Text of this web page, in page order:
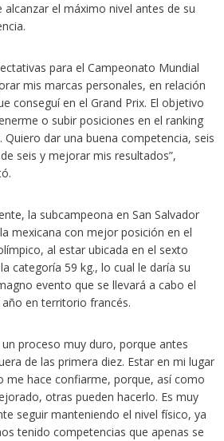
alcanzar el máximo nivel antes de su
para el Campeonato Mundial
mis marcas personales, en relación
conseguí en el Grand Prix. El objetivo
o subir posiciones en el ranking
Quiero dar una buena competencia, seis
seis y mejorar mis resultados”,
la subcampeona en San Salvador
mexicana con mejor posición en el
al estar ubicada en el sexto
categoría 59 kg., lo cual le daría su
evento que se llevará a cabo el
en territorio francés.
un proceso muy duro, porque antes
de las primera diez. Estar en mi lugar
me hace confiarme, porque, así como
otras pueden hacerlo. Es muy
seguir manteniendo el nivel físico, ya
tenido competencias que apenas se